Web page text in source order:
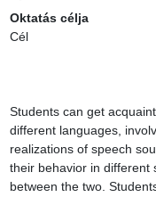
Oktatás célja
Cél
Students can get
different languages,
realizations of speech
their behavior in different
between the two.